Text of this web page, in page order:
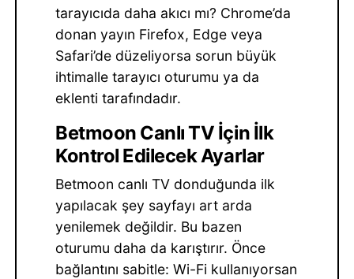
tarayıcıda daha akıcı mı? Chrome’da
donan yayın Firefox, Edge veya
Safari’de düzeliyorsa sorun büyük
ihtimalle tarayıcı oturumu ya da
eklenti tarafındadır.
Betmoon Canlı TV İçin İlk
Kontrol Edilecek Ayarlar
Betmoon canlı TV donduğunda ilk
yapılacak şey sayfayı art arda
yenilemek değildir. Bu bazen
oturumu daha da karıştırır. Önce
bağlantını sabitle: Wi-Fi kullanıyorsan